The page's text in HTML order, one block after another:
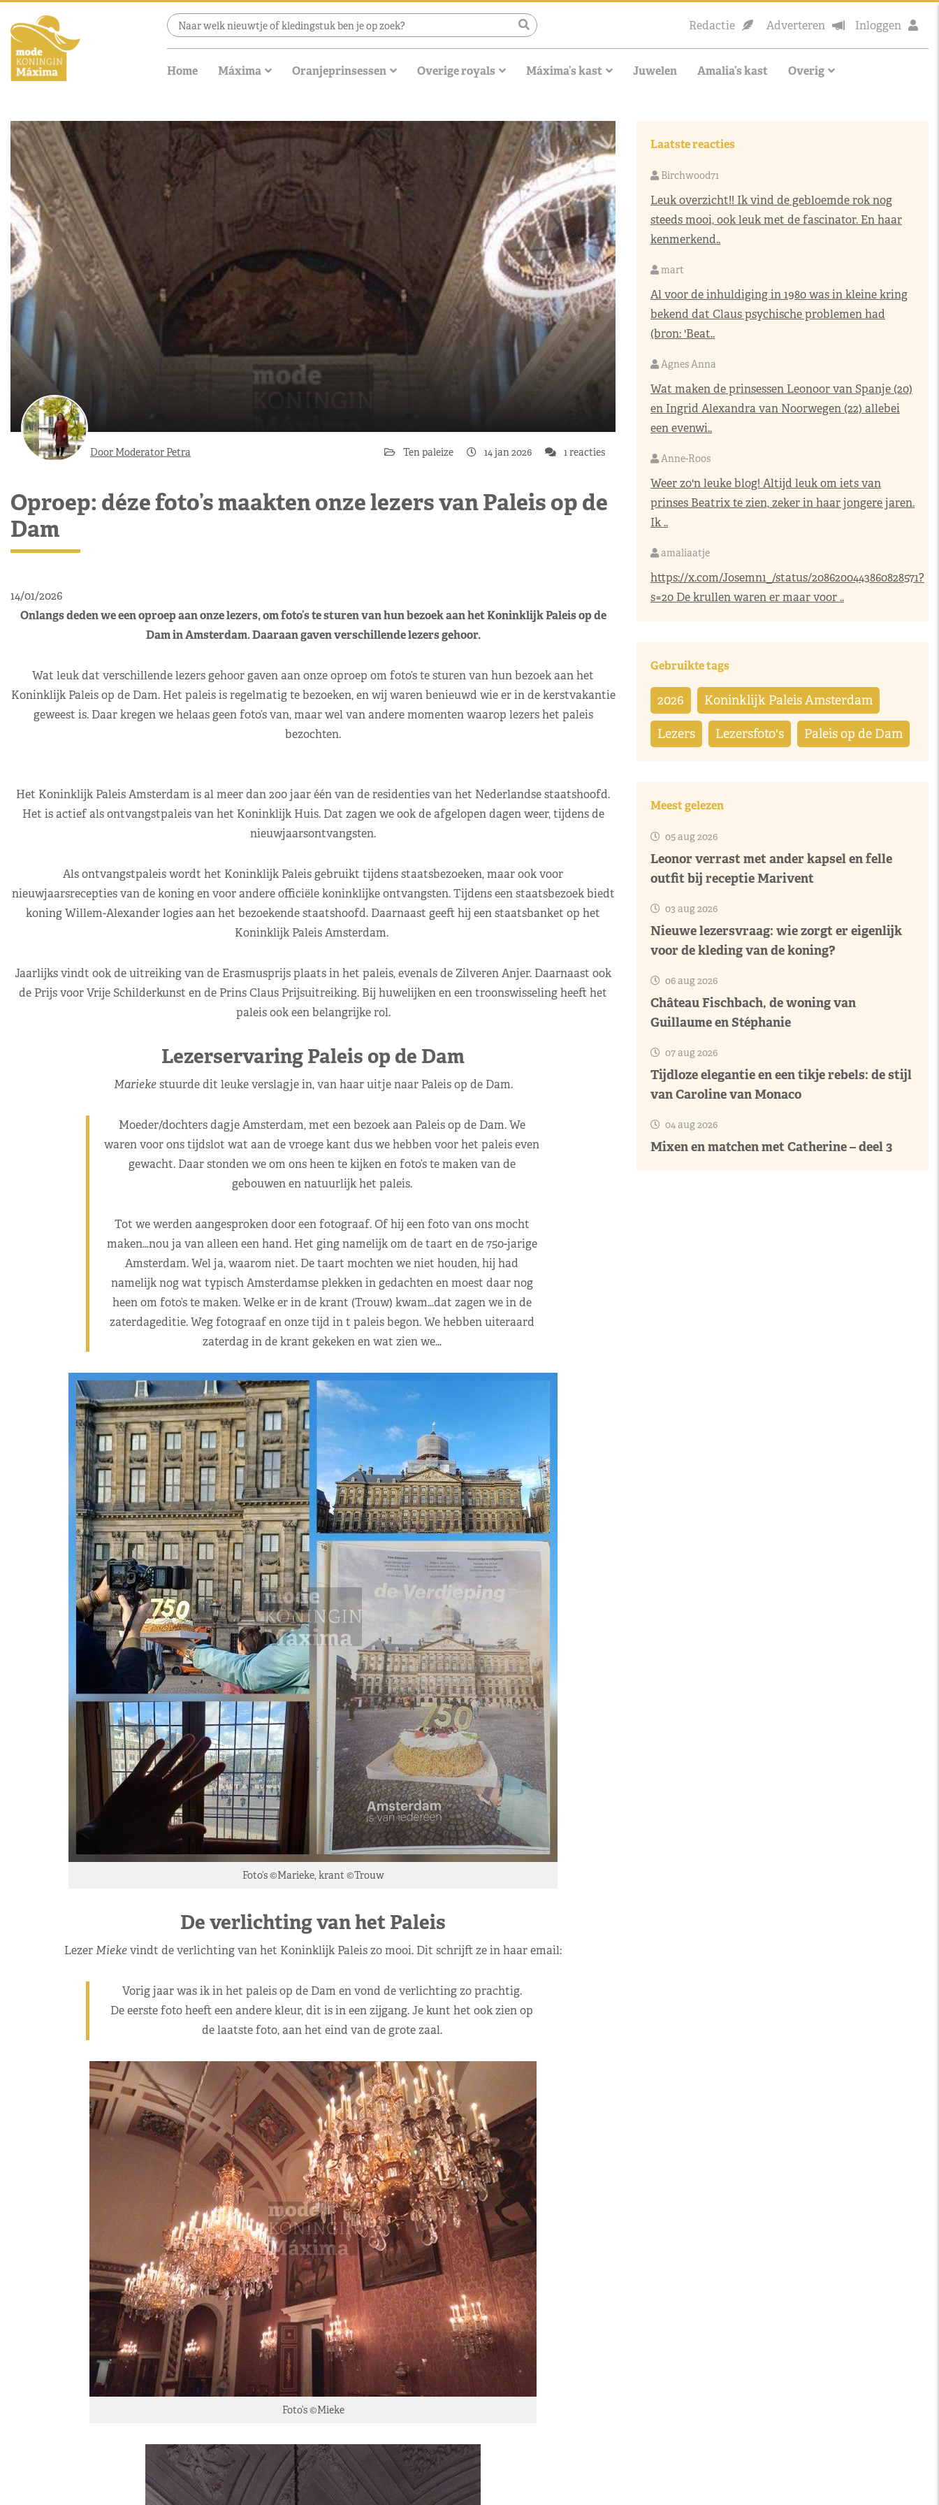
Redactie Adverteren Inloggen
Home Máxima Oranjeprinsessen Overige royals Máxima’s kast Juwelen Amalia’s kast Overig
Door Moderator Petra Ten paleize 14 jan 2026 1 reacties
Oproep: déze foto’s maakten onze lezers van Paleis op de
Dam
14/01/2026
Onlangs deden we een oproep aan onze lezers, om foto’s te sturen van hun bezoek aan het Koninklijk Paleis op de
Dam in Amsterdam. Daaraan gaven verschillende lezers gehoor.
Wat leuk dat verschillende lezers gehoor gaven aan onze oproep om foto’s te sturen van hun bezoek aan het
Koninklijk Paleis op de Dam. Het paleis is regelmatig te bezoeken, en wij waren benieuwd wie er in de kerstvakantie
geweest is. Daar kregen we helaas geen foto’s van, maar wel van andere momenten waarop lezers het paleis
bezochten.
Het Koninklijk Paleis Amsterdam is al meer dan 200 jaar één van de residenties van het Nederlandse staatshoofd.
Het is actief als ontvangstpaleis van het Koninklijk Huis. Dat zagen we ook de afgelopen dagen weer, tijdens de
nieuwjaarsontvangsten.
Als ontvangstpaleis wordt het Koninklijk Paleis gebruikt tijdens staatsbezoeken, maar ook voor
nieuwjaarsrecepties van de koning en voor andere officiële koninklijke ontvangsten. Tijdens een staatsbezoek biedt
koning Willem-Alexander logies aan het bezoekende staatshoofd. Daarnaast geeft hij een staatsbanket op het
Koninklijk Paleis Amsterdam.
Jaarlijks vindt ook de uitreiking van de Erasmusprijs plaats in het paleis, evenals de Zilveren Anjer. Daarnaast ook
de Prijs voor Vrije Schilderkunst en de Prins Claus Prijsuitreiking. Bij huwelijken en een troonswisseling heeft het
paleis ook een belangrijke rol.
Lezerservaring Paleis op de Dam
Mariekestuurde dit leuke verslagje in, van haar uitje naar Paleis op de Dam.
Moeder/dochters dagje Amsterdam, met een bezoek aan Paleis op de Dam. We
waren voor ons tijdslot wat aan de vroege kant dus we hebben voor het paleis even
gewacht. Daar stonden we om ons heen te kijken en foto’s te maken van de
gebouwen en natuurlijk het paleis.
Tot we werden aangesproken door een fotograaf. Of hij een foto van ons mocht
maken…nou ja van alleen een hand. Het ging namelijk om de taart en de 750-jarige
Amsterdam. Wel ja, waarom niet. De taart mochten we niet houden, hij had
namelijk nog wat typisch Amsterdamse plekken in gedachten en moest daar nog
heen om foto’s te maken. Welke er in de krant (Trouw) kwam…dat zagen we in de
zaterdageditie. Weg fotograaf en onze tijd in t paleis begon. We hebben uiteraard
zaterdag in de krant gekeken en wat zien we…
Foto’s ©Marieke, krant ©Trouw
De verlichting van het Paleis
LezerMiekevindt de verlichting van het Koninklijk Paleis zo mooi. Dit schrijft ze in haar email:
Vorig jaar was ik in het paleis op de Dam en vond de verlichting zo prachtig.
De eerste foto heeft een andere kleur, dit is in een zijgang. Je kunt het ook zien op
de laatste foto, aan het eind van de grote zaal.
Foto’s ©Mieke
Laatste reacties
Birchwood71
Leuk overzicht!! Ik vind de gebloemde rok nog
steeds mooi, ook leuk met de fascinator. En haar
kenmerkend..
mart
Al voor de inhuldiging in 1980 was in kleine kring
bekend dat Claus psychische problemen had
(bron: 'Beat..
Agnes Anna
Wat maken de prinsessen Leonoor van Spanje (20)
en Ingrid Alexandra van Noorwegen (22) allebei
een evenwi..
Anne-Roos
Weer zo'n leuke blog! Altijd leuk om iets van
prinses Beatrix te zien, zeker in haar jongere jaren.
Ik ..
amaliaatje
https://x.com/Josemn1_/status/2086200443860828571?
s=20 De krullen waren er maar voor ..
Gebruikte tags
2026 Koninklijk Paleis Amsterdam
Lezers Lezersfoto's Paleis op de Dam
Meest gelezen
05 aug 2026
Leonor verrast met ander kapsel en felle
outfit bij receptie Marivent
03 aug 2026
Nieuwe lezersvraag: wie zorgt er eigenlijk
voor de kleding van de koning?
06 aug 2026
Château Fischbach, de woning van
Guillaume en Stéphanie
07 aug 2026
Tijdloze elegantie en een tikje rebels: de stijl
van Caroline van Monaco
04 aug 2026
Mixen en matchen met Catherine – deel 3